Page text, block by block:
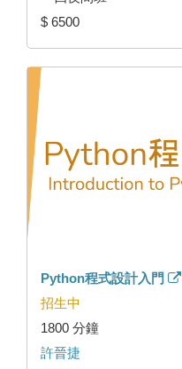
$ 6500
Python程式設計入門
招生中
1800 分鐘
許晉捷